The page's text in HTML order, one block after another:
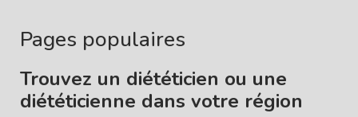
Pages populaires
Trouvez un diététicien ou une
diététicienne dans votre région